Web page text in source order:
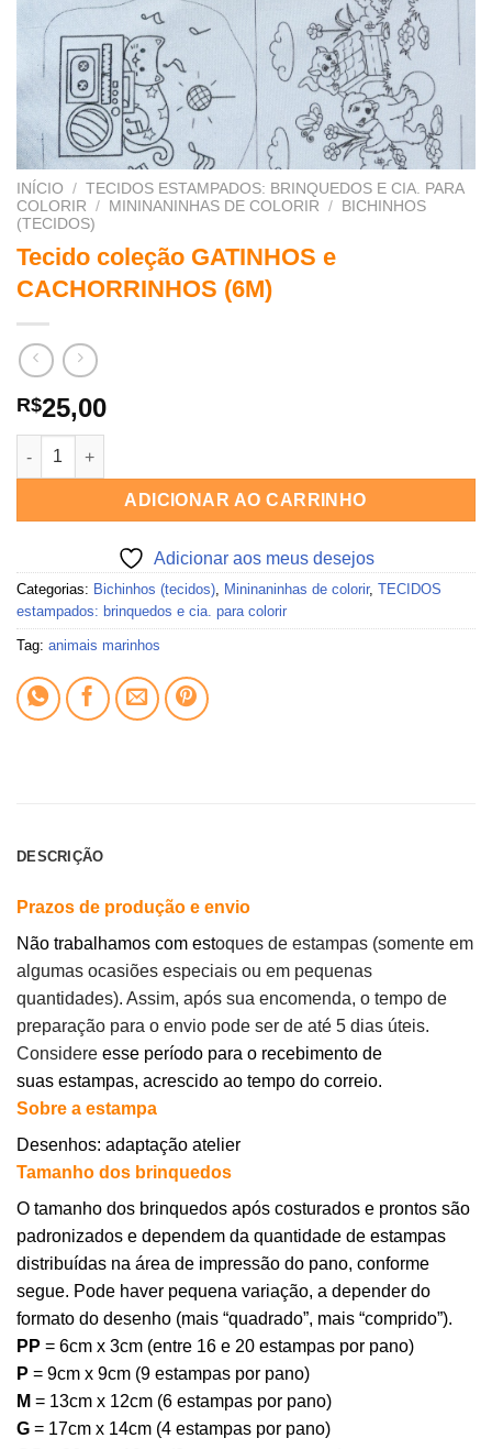
INÍCIO / TECIDOS ESTAMPADOS: BRINQUEDOS E CIA. PARA
COLORIR
/ MININANINHAS DE COLORIR /
BICHINHOS
(TECIDOS)
Tecido coleção GATINHOS e
CACHORRINHOS (6M)
R$25,00
Tecido coleção GATINHOS e CACHORRINHOS (6M) quantidade
ADICIONAR AO CARRINHO
Adicionar aos meus desejos
Categorias: Bichinhos (tecidos), Mininaninhas de colorir, TECIDOS
estampados: brinquedos e cia. para colorir
Tag: animais marinhos
DESCRIÇÃO
Prazos de produção e envio
Não trabalhamos com estoques de estampas (somente em
algumas ocasiões especiais ou em pequenas
quantidades). Assim, após sua encomenda, o tempo de
preparação para o envio pode ser de até 5 dias úteis.
Considere esse período para o recebimento de
suas estampas, acrescido ao tempo do correio.
Sobre a estampa
Desenhos: adaptação atelier
Tamanho dos brinquedos
O tamanho dos brinquedos após costurados e prontos são
padronizados e dependem da quantidade de estampas
distribuídas na área de impressão do pano, conforme
segue. Pode haver pequena variação, a depender do
formato do desenho (mais “quadrado”, mais “comprido”).
PP = 6cm x 3cm (entre 16 e 20 estampas por pano)
P = 9cm x 9cm (9 estampas por pano)
M = 13cm x 12cm (6 estampas por pano)
G = 17cm x 14cm (4 estampas por pano)